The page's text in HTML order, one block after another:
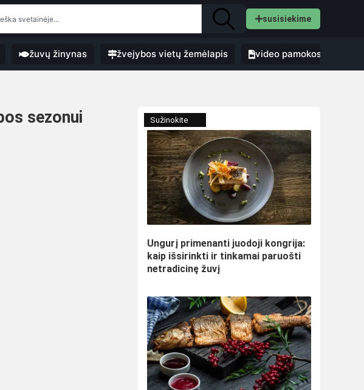
susisiekime
žuvų žinynas žvejybos vietų žemėlapis video pamokos
sezonui Sužinokite
Ungurį primenanti juodoji kongrija:
kaip išsirinkti ir tinkamai paruošti
netradicinę žuvį